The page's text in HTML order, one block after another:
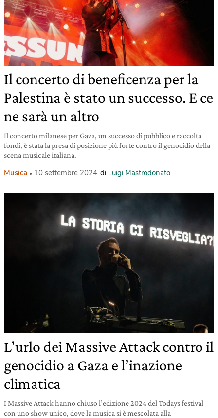
Il concerto di beneficenza per la
Palestina è stato un successo. E ce
ne sarà un altro
Il concerto milanese per Gaza, un successo di pubblico e raccolta
fondi, è stata la presa di posizione più forte contro il genocidio della
scena musicale italiana.
Musica 10 settembre 2024 di Luigi Mastrodonato
L’urlo dei Massive Attack contro il
genocidio a Gaza e l’inazione
climatica
I Massive Attack hanno chiuso l’edizione 2024 del Todays festival
con uno show unico, dove la musica si è mescolata alla